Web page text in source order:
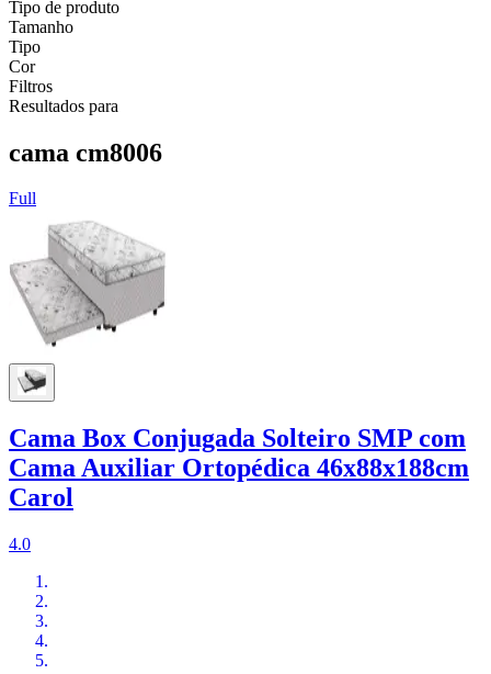
Tipo de produto
Tamanho
Tipo
Cor
Filtros
Resultados para
cama cm8006
Full
Cama Box Conjugada Solteiro SMP com
Cama Auxiliar Ortopédica 46x88x188cm
Carol
4.0